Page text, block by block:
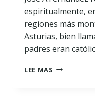
espiritualmente,
regiones más
Asturias, bien
padres eran
LEE MAS ESTABA